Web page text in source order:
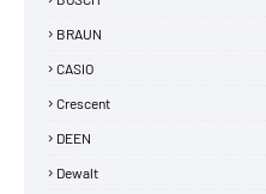
BRAUN
CASIO
Crescent
DEEN
Dewalt